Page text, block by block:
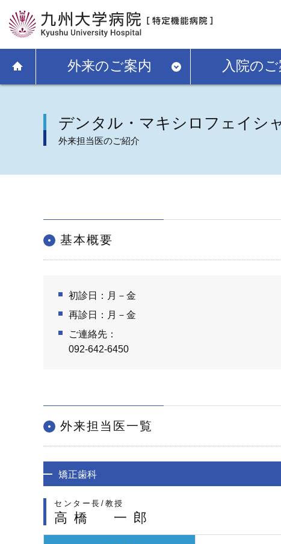
外来のご案内 入院の
デンタル・マキシロフェイシ
外来担当医のご紹介
基本概要
初診日：月－金
再診日：月－金
ご連絡先：
092-642-6450
外来担当医一覧
矯正歯科
センター長/教授
高橋 一郎